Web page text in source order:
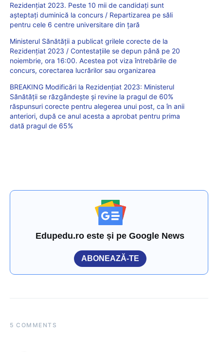
Rezidențiat 2023. Peste 10 mii de candidați sunt
așteptați duminică la concurs / Repartizarea pe săli
pentru cele 6 centre universitare din țară
Ministerul Sănătății a publicat grilele corecte de la
Rezidențiat 2023 / Contestațiile se depun până pe 20
noiembrie, ora 16:00. Acestea pot viza întrebările de
concurs, corectarea lucrărilor sau organizarea
BREAKING Modificări la Rezidențiat 2023: Ministerul
Sănătății se răzgândește și revine la pragul de 60%
răspunsuri corecte pentru alegerea unui post, ca în anii
anteriori, după ce anul acesta a aprobat pentru prima
dată pragul de 65%
Edupedu.ro este și pe Google News
ABONEAZĂ-TE
5 COMMENTS